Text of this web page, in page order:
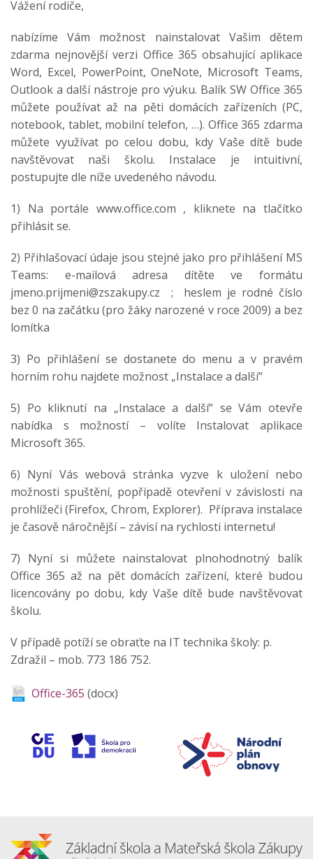
Vážení rodiče,
nabízíme Vám možnost nainstalovat Vašim dětem
zdarma nejnovější verzi Office 365 obsahující aplikace
Word, Excel, PowerPoint, OneNote, Microsoft Teams,
Outlook a další nástroje pro výuku. Balík SW Office 365
můžete používat až na pěti domácích zařízeních (PC,
notebook, tablet, mobilní telefon, …). Office 365 zdarma
můžete využívat po celou dobu, kdy Vaše dítě bude
navštěvovat naši školu. Instalace je intuitivní,
postupujte dle níže uvedeného návodu.
1) Na portále www.office.com , kliknete na tlačítko
přihlásit se.
2) Přihlašovací údaje jsou stejné jako pro přihlášení MS
Teams: e-mailová adresa dítěte ve formátu
jmeno.prijmeni@zszakupy.cz ; heslem je rodné číslo
bez 0 na začátku (pro žáky narozené v roce 2009) a bez
lomítka
3) Po přihlášení se dostanete do menu a v pravém
horním rohu najdete možnost „Instalace a další“
5) Po kliknutí na „Instalace a další“ se Vám otevře
nabídka s možností – volíte Instalovat aplikace
Microsoft 365.
6) Nyní Vás webová stránka vyzve k uložení nebo
možnosti spuštění, popřípadě otevření v závislosti na
prohlížeči (Firefox, Chrom, Explorer). Příprava instalace
je časově náročnější – závisí na rychlosti internetu!
7) Nyní si můžete nainstalovat plnohodnotný balík
Office 365 až na pět domácích zařízení, které budou
licencovány po dobu, kdy Vaše dítě bude navštěvovat
školu.
V případě potíží se obraťte na IT technika školy: p.
Zdražil – mob. 773 186 752.
Office-365 (docx)